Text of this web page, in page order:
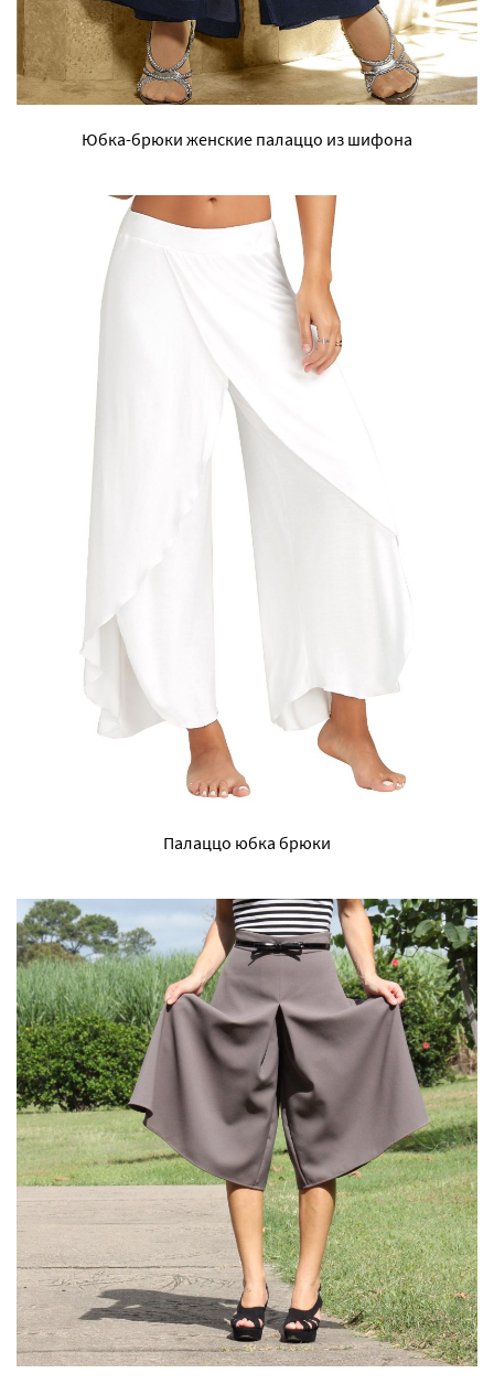
Юбка-брюки женские палаццо из шифона
Палаццо юбка брюки